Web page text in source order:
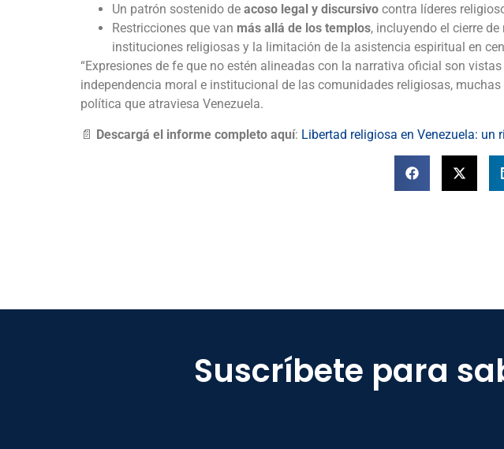
Un patrón sostenido de acoso legal y discursivo contra líderes
Restricciones que van más allá de los templos, incluyendo el cierre
instituciones religiosas y la limitación de la asistencia espiritual en
“Expresiones de fe que no estén alineadas con la narrativa oficial son
independencia moral e institucional de las comunidades religiosas,
política que atraviesa Venezuela.
📄 Descargá el informe completo aquí: Libertad religiosa en Venezuela: un
Suscríbete para